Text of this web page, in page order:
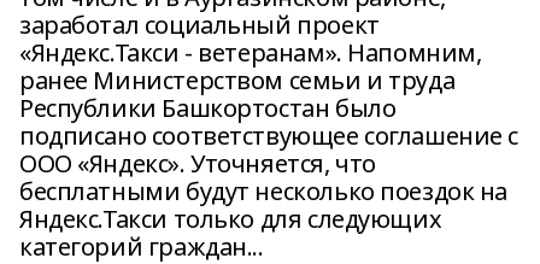
заработал социальный проект
«Яндекс.Такси - ветеранам». Напомним,
ранее Министерством семьи и труда
Республики Башкортостан было
подписано соответствующее соглашение с
ООО «Яндекс». Уточняется, что
бесплатными будут несколько поездок на
Яндекс.Такси только для следующих
категорий граждан...